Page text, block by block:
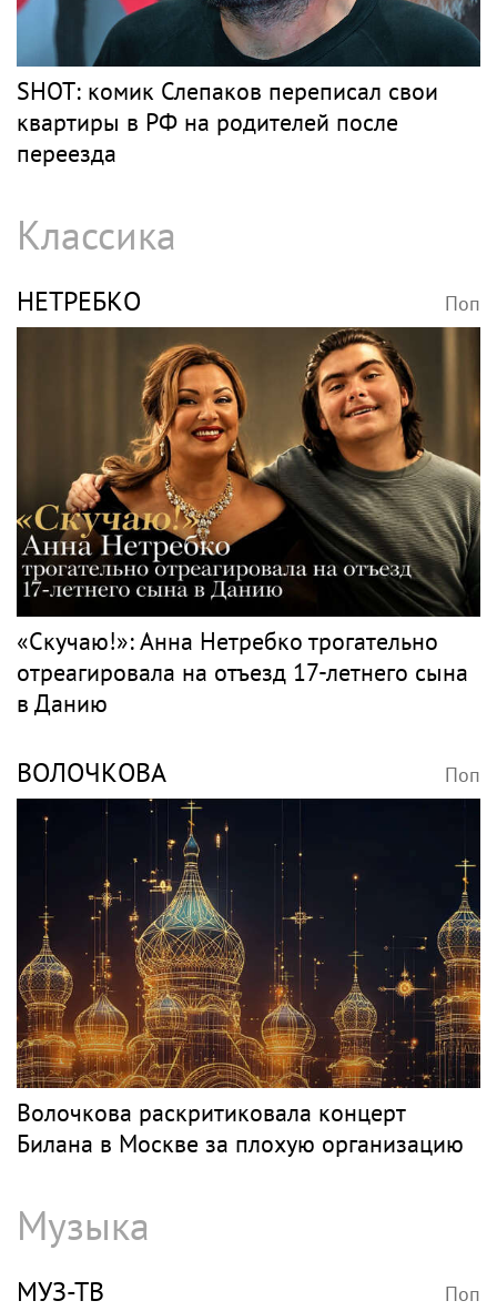
SHOT: комик Слепаков переписал свои
квартиры в РФ на родителей после
переезда
Классика
НЕТРЕБКО Поп
«Скучаю!»: Анна Нетребко трогательно
отреагировала на отъезд 17-летнего сына
в Данию
ВОЛОЧКОВА Поп
Волочкова раскритиковала концерт
Билана в Москве за плохую организацию
Музыка
МУЗ-ТВ Поп